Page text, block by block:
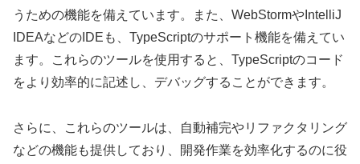
うための機能を備えています。また、WebStormやIntelliJ
IDEAなどのIDEも、TypeScriptのサポート機能を備えてい
ます。これらのツールを使用すると、TypeScriptのコード
をより効率的に記述し、デバッグすることができます。
さらに、これらのツールは、自動補完やリファクタリング
などの機能も提供しており、開発作業を効率化するのに役